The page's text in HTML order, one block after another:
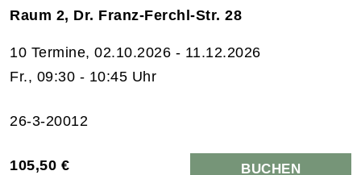
Raum 2, Dr. Franz-Ferchl-Str. 28
10 Termine, 02.10.2026 - 11.12.2026
Fr., 09:30 - 10:45 Uhr
26-3-20012
105,50 € BUCHEN